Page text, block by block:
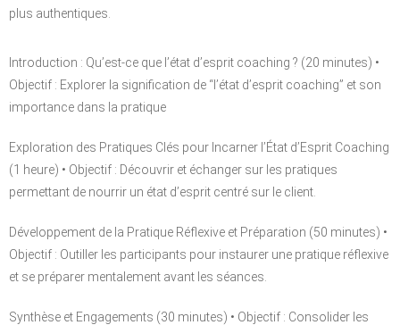
plus authentiques.
Introduction : Qu’est-ce que l’état d’esprit coaching ? (20 minutes) •
Objectif : Explorer la signification de “l’état d’esprit coaching” et son
importance dans la pratique
Exploration des Pratiques Clés pour Incarner l’État d’Esprit Coaching
(1 heure) • Objectif : Découvrir et échanger sur les pratiques
permettant de nourrir un état d’esprit centré sur le client.
Développement de la Pratique Réflexive et Préparation (50 minutes) •
Objectif : Outiller les participants pour instaurer une pratique réflexive
et se préparer mentalement avant les séances.
Synthèse et Engagements (30 minutes) • Objectif : Consolider les